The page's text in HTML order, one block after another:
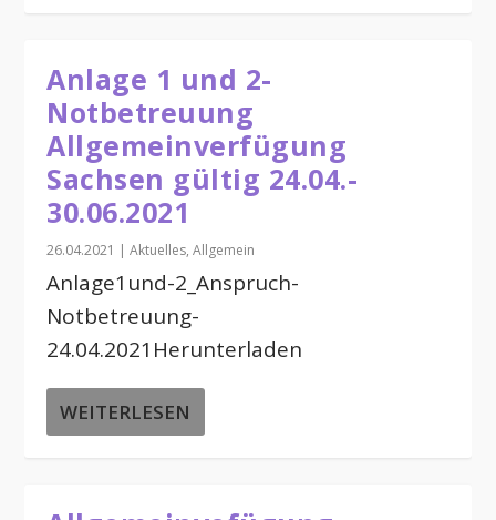
Anlage 1 und 2-
Notbetreuung
Allgemeinverfügung
Sachsen gültig 24.04.-
30.06.2021
26.04.2021 |Aktuelles,Allgemein
Anlage1und-2_Anspruch-
Notbetreuung-
24.04.2021Herunterladen
WEITERLESEN